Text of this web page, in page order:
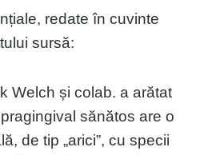
redate în cuvinte
sursă:
Welch și colab. a arătat
sănătos are o
de tip „arici”, cu specii